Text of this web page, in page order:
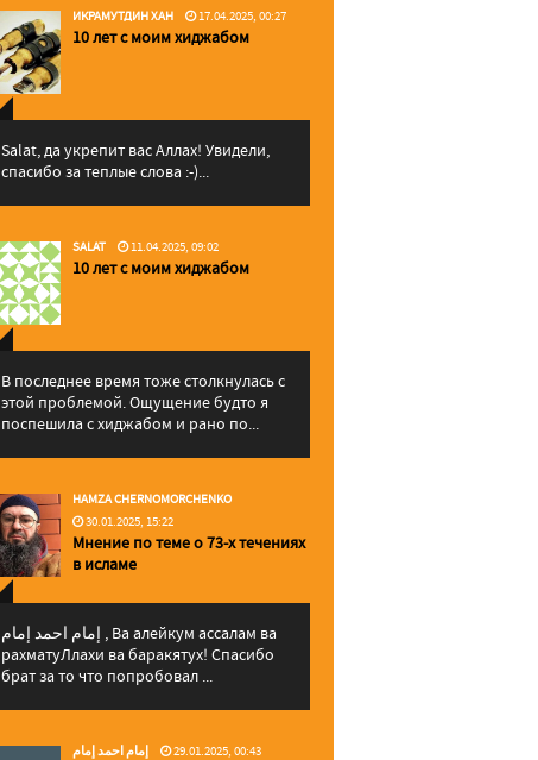
ИКРАМУТДИН ХАН 17.04.2025, 00:27
10 лет с моим хиджабом
Salat, да укрепит вас Аллаx! Увидели,
спасибо за теплые слова :-)...
SALAT 11.04.2025, 09:02
10 лет с моим хиджабом
В последнее время тоже столкнулась с
этой проблемой. Ощущение будто я
поспешила с хиджабом и рано по...
HAMZA CHERNOMORCHENKO
30.01.2025, 15:22
Мнение по теме о 73-х течениях
в исламе
إمام احمد إمام , Ва алейкум ассалам ва
рахматуЛлахи ва баракятух! Спасибо
брат за то что попробовал ...
إمام احمد إمام 29.01.2025, 00:43